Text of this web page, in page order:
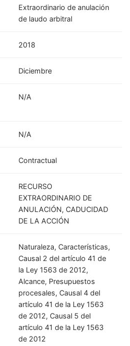
Extraordinario de anulación
de laudo arbitral
2018
Diciembre
N/A
N/A
Contractual
RECURSO
EXTRAORDINARIO DE
ANULACIÓN, CADUCIDAD
DE LA ACCIÓN
Naturaleza, Características,
Causal 2 del artículo 41 de
la Ley 1563 de 2012,
Alcance, Presupuestos
procesales, Causal 4 del
artículo 41 de la Ley 1563
de 2012, Causal 5 del
artículo 41 de la Ley 1563
de 2012